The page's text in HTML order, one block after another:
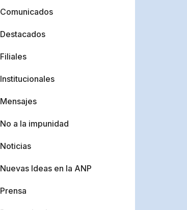
Comunicados
Destacados
Filiales
Institucionales
Mensajes
No a la impunidad
Noticias
Nuevas Ideas en la ANP
Prensa